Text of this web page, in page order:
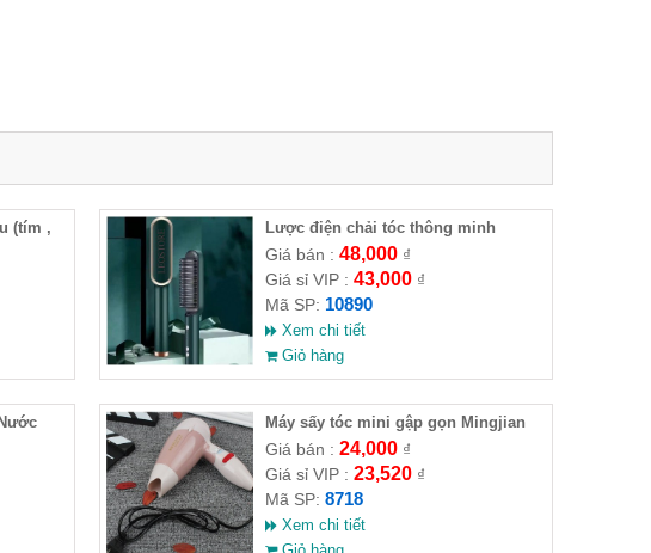
(tím ,
Lược điện chải tóc thông minh
Giá bán : 48,000₫
Giá sỉ VIP : 43,000₫
Mã SP: 10890
Xem chi tiết
Giỏ hàng
Máy sấy tóc mini gập gọn Mingjian
450W
Giá bán : 24,000₫
Giá sỉ VIP : 23,520₫
Mã SP: 8718
Xem chi tiết